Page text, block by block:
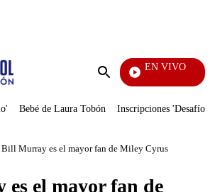
Enviar
EN VIVO
Televentas
Bebé de Laura Tobón Inscripciones 'Desafío'
Bill Murray es el mayor fan de Miley Cyrus
el mayor fan de